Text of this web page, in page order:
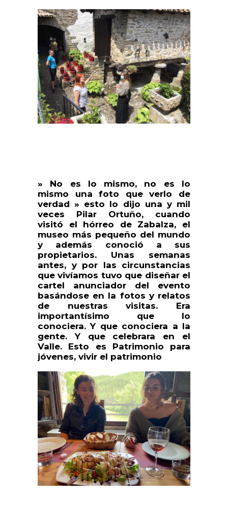
» No es lo mismo, no es lo
mismo una foto que verlo de
verdad » esto lo dijo una y mil
veces Pilar Ortuño, cuando
visitó el hórreo de Zabalza, el
museo más pequeño del mundo
y además conoció a sus
propietarios. Unas semanas
antes, y por las circunstancias
que vivíamos tuvo que diseñar el
cartel anunciador del evento
basándose en la fotos y relatos
de nuestras visitas. Era
importantísimo que lo
conociera. Y que conociera a la
gente. Y que celebrara en el
Valle. Esto es Patrimonio para
jóvenes, vivir el patrimonio